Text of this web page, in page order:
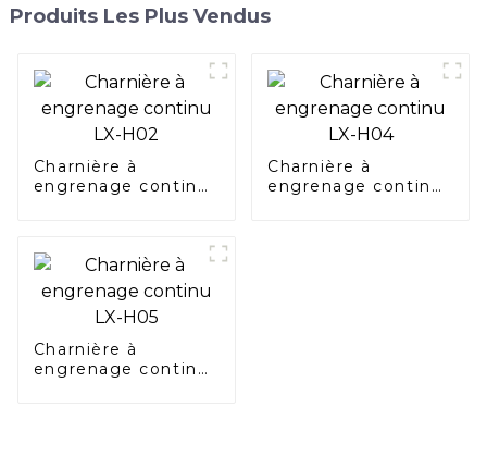
Produits Les Plus Vendus
Charnière à
engrenage continu
Charnière à
engrenage continu
Charnière à
engrenage continu